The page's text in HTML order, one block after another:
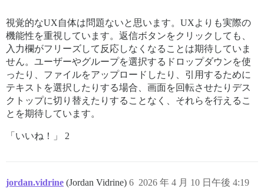
視覚的なUX自体は問題ないと思います。UXよりも実際の
機能性を重視しています。返信ボタンをクリックしても、
入力欄がフリーズして反応しなくなることは期待していま
せん。ユーザーやグループを選択するドロップダウンを使
ったり、ファイルをアップロードしたり、引用するために
テキストを選択したりする場合、画面を回転させたりデス
クトップに切り替えたりすることなく、それらを行えるこ
とを期待しています。
「いいね！」 2
jordan.vidrine (Jordan Vidrine) 2026 年 4 月 10 日午後 4:19
6